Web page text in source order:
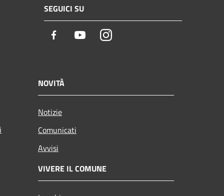
SEGUICI SU
Facebook YoutubeInstagram
NOVITÀ
Notizie
Comunicati
Avvisi
VIVERE IL COMUNE